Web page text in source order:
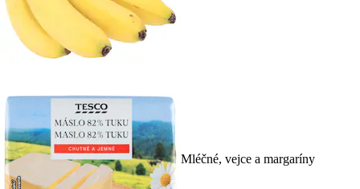
Mléčné, vejce a margaríny